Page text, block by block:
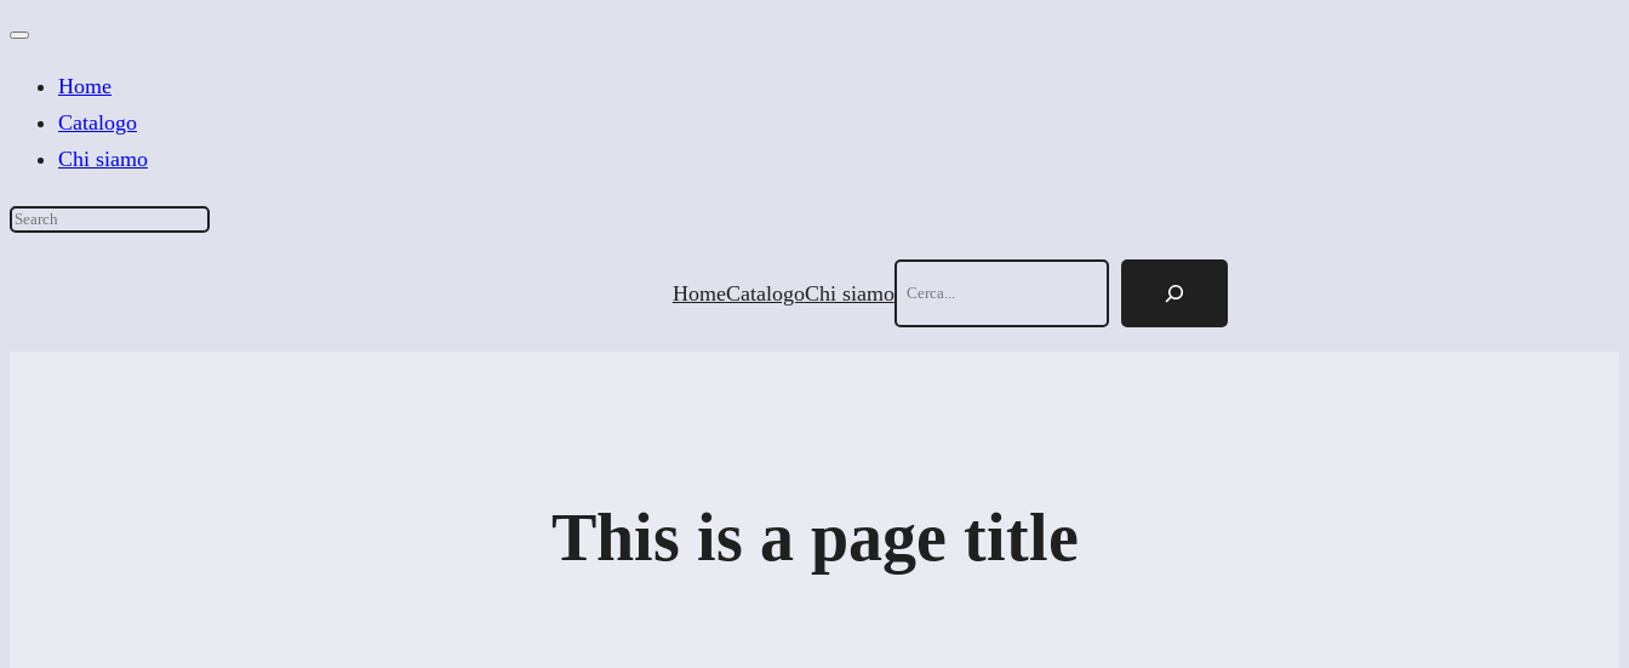
Home
Catalogo
Chi siamo
HomeCatalogoChi siamo
This is a page title